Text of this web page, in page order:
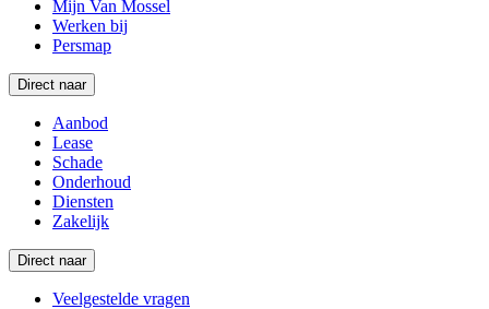
Mijn Van Mossel
Werken bij
Persmap
Direct naar
Aanbod
Lease
Schade
Onderhoud
Diensten
Zakelijk
Direct naar
Veelgestelde vragen